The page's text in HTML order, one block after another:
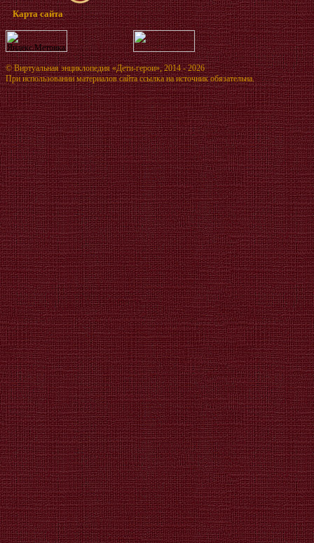
Карта сайта
©Виртуальная энциклопедия «Дети-герои», 2014 - 2026
При использовании материалов сайта ссылка на источник обязательна.